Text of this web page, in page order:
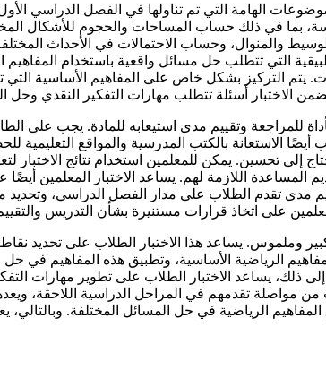
الهامة التي تم تناولها في الفصل الدراسي
بما في ذلك حساب المساحات والحجوم للأشكال
والمنوال، وحساب الاحتمالات في الأحداث
التي تتطلب حل مسائل واقعية باستخدام
التركيز بشكل خاص على المفاهيم الأساسية التي
يتضمن الاختبار أسئلة تتطلب مهارات التفكير النقدي
للمراجعة وتقييم مدى استيعابه للمادة. يجب على
الاستعانة بالكتب المدرسية والمواقع التعليمية
إلى تحسين. يمكن للمعلمين استخدام نتائج
المساعدة اللازمة لهم. يساعد الاختبار المعلمين
مدى تقدم الطلاب على مدار الفصل الدراسي، وتحديد
على اتخاذ قرارات مستنيرة بشأن التدريس
وملموس. يساعد هذا الاختبار الطلاب على تحديد
الرياضية الأساسية، وتطبيق هذه المفاهيم في
ذلك، يساعد الاختبار الطلاب على تطوير مهارات
مواصلة تقدمهم في المراحل الدراسية اللاحقة،
الرياضية في حل المسائل المختلفة. وبالتالي،